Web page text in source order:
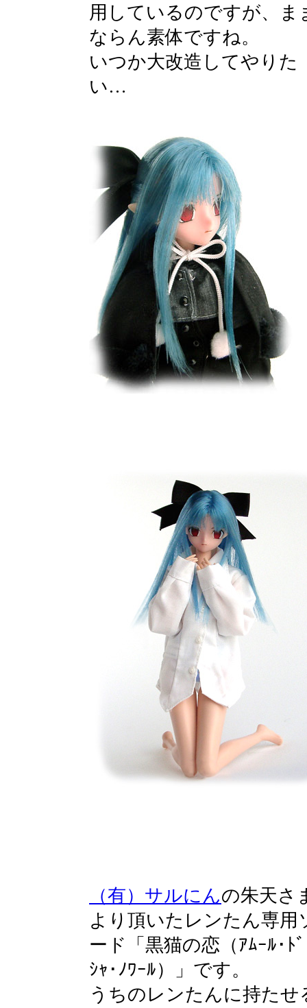
用しているのですが、ま
ならん素体ですね。
いつか大改造してやりた
い…
（有）サルにんの朱天さ
より頂いたレンたん専用
ード「黒猫の恋（ｱﾑｰﾙ･ﾄ
ｼｬ･ﾉﾜｰﾙ）」です。
うちのレンたんに持たせ